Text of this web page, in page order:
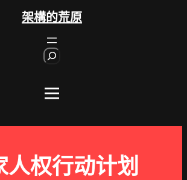
架構的荒原
人权行动计划